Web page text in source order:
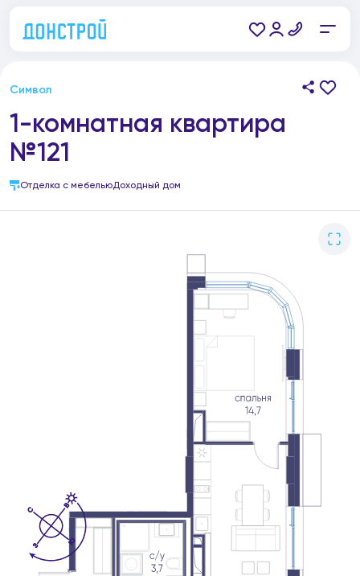
Символ
1-комнатная квартира
№121
Отделка с мебельюДоходный дом